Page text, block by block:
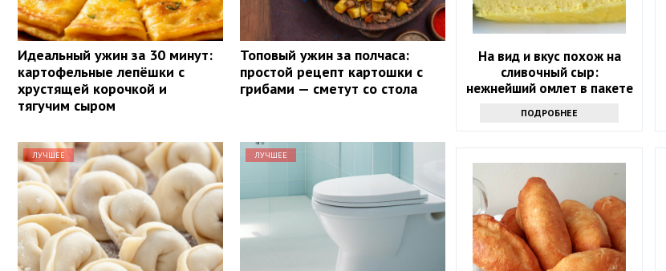
Идеальный ужин за 30 минут:
картофельные лепёшки с
хрустящей корочкой и
тягучим сыром
Топовый ужин за полчаса:
простой рецепт картошки с
грибами — сметут со стола
ЛУЧШЕЕ ЛУЧШЕЕ
На вид и вкус похож на
сливочный сыр:
нежнейший омлет в пакете
ПОДРОБНЕЕ